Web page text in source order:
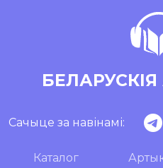
БЕЛАРУСКІЯ
Сачыце за навінамі:
Каталог